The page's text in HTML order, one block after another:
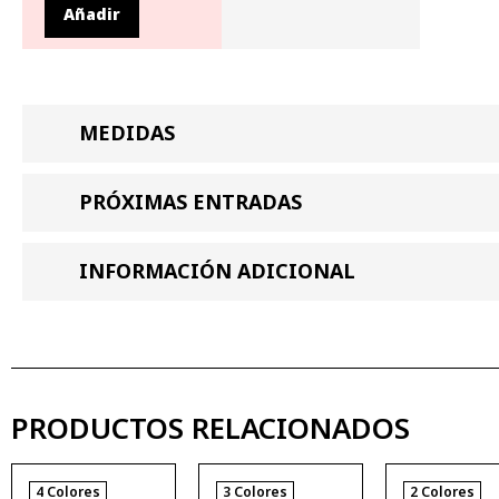
Añadir
MEDIDAS
PRÓXIMAS ENTRADAS
INFORMACIÓN ADICIONAL
PRODUCTOS RELACIONADOS
4 Colores 3 Colores 2 Colores